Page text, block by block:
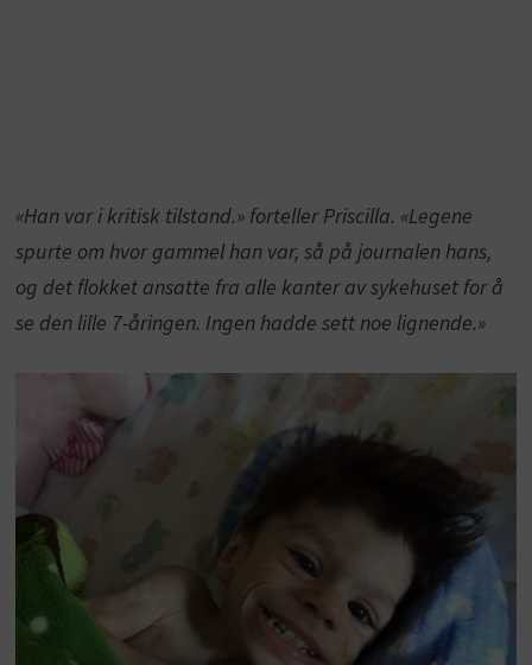
«Han var i kritisk tilstand.» forteller Priscilla. «Legene
spurte om hvor gammel han var, så på journalen hans,
og det flokket ansatte fra alle kanter av sykehuset for å
se den lille 7-åringen. Ingen hadde sett noe lignende.»